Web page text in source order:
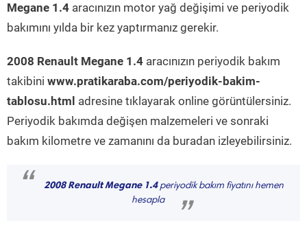
Megane 1.4 aracınızın motor yağ değişimi ve periyodik
bakımını yılda bir kez yaptırmanız gerekir.
2008 Renault Megane 1.4 aracınızın periyodik bakım
takibini www.pratikaraba.com/periyodik-bakim-
tablosu.html adresine tıklayarak online görüntülersiniz.
Periyodik bakımda değişen malzemeleri ve sonraki
bakım kilometre ve zamanını da buradan izleyebilirsiniz.
“ 2008 Renault Megane 1.4periyodik bakım fiyatını hemen
hesapla
”